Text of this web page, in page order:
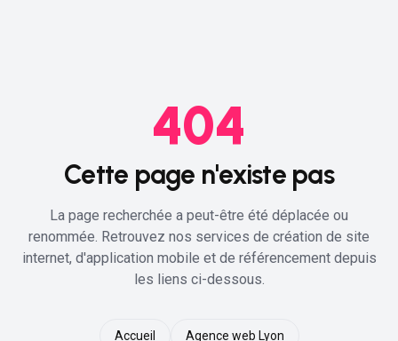
404
Cette page n'existe pas
La page recherchée a peut-être été déplacée ou
renommée. Retrouvez nos services de création de site
internet, d'application mobile et de référencement depuis
les liens ci-dessous.
Accueil Agence web Lyon